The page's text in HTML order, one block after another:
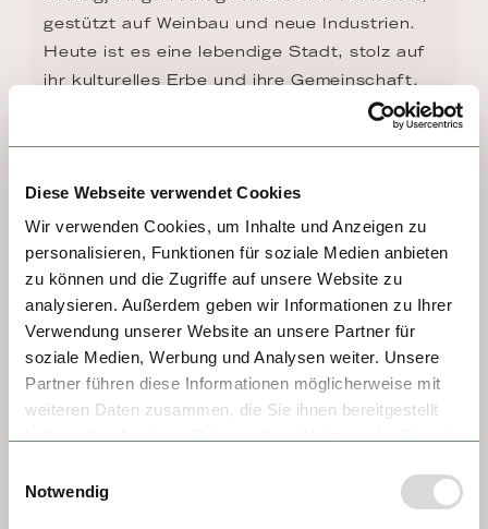
Diese Webseite verwendet Cookies
Wir verwenden Cookies, um Inhalte und Anzeigen zu
personalisieren, Funktionen für soziale Medien anbieten
zu können und die Zugriffe auf unsere Website zu
analysieren. Außerdem geben wir Informationen zu Ihrer
Verwendung unserer Website an unsere Partner für
soziale Medien, Werbung und Analysen weiter. Unsere
Partner führen diese Informationen möglicherweise mit
weiteren Daten zusammen, die Sie ihnen bereitgestellt
Notwendig
gestützt auf Weinbau und neue Industrien.
Heute ist es eine lebendige Stadt, stolz auf
ihr kulturelles Erbe und ihre Gemeinschaft.
Bayern und Barock. In Würzburg kracht es
nur so davon. Etwa die Residenz, eines der